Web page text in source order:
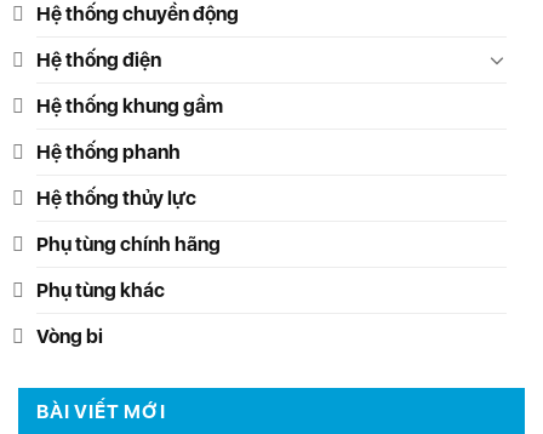
Hệ thống chuyền động
Hệ thống điện
Hệ thống khung gầm
Hệ thống phanh
Hệ thống thủy lực
Phụ tùng chính hãng
Phụ tùng khác
Vòng bi
BÀI VIẾT MỚI